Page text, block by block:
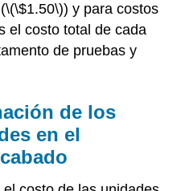
\(\$1.50\)) y para costos
el costo total de cada
de pruebas y
de los
en el